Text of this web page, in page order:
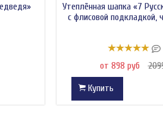
Утеплённая шапка «7
с флисовой подкладкой,
от 898 руб
Купить